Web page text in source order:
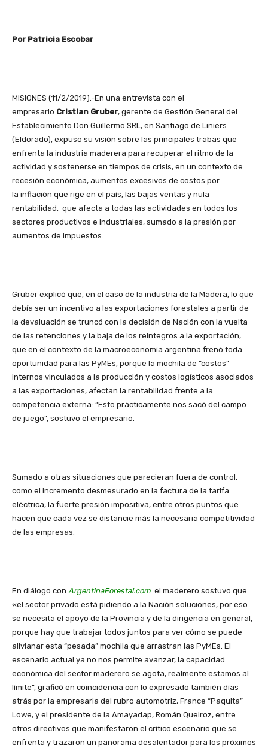
Por Patricia Escobar
MISIONES (11/2/2019).-En una entrevista con el
empresario Cristian Gruber, gerente de Gestión General del
Establecimiento Don Guillermo SRL, en Santiago de Liniers
(Eldorado), expuso su visión sobre las principales trabas que
enfrenta la industria maderera para recuperar el ritmo de la
actividad y sostenerse en tiempos de crisis, en un contexto de
recesión económica, aumentos excesivos de costos por
la inflación que rige en el país, las bajas ventas y nula
rentabilidad, que afecta a todas las actividades en todos los
sectores productivos e industriales, sumado a la presión por
aumentos de impuestos.
Gruber explicó que, en el caso de la industria de la Madera, lo que
debía ser un incentivo a las exportaciones forestales a partir de
la devaluación se truncó con la decisión de Nación con la vuelta
de las retenciones y la baja de los reintegros a la exportación,
que en el contexto de la macroeconomía argentina frenó toda
oportunidad para las PyMEs, porque la mochila de “costos”
internos vinculados a la producción y costos logísticos asociados
a las exportaciones, afectan la rentabilidad frente a la
competencia externa: “Esto prácticamente nos sacó del campo
de juego”, sostuvo el empresario.
Sumado a otras situaciones que parecieran fuera de control,
como el incremento desmesurado en la factura de la tarifa
eléctrica, la fuerte presión impositiva, entre otros puntos que
hacen que cada vez se distancie más la necesaria competitividad
de las empresas.
En diálogo con ArgentinaForestal.com el maderero sostuvo que
«el sector privado está pidiendo a la Nación soluciones, por eso
se necesita el apoyo de la Provincia y de la dirigencia en general,
porque hay que trabajar todos juntos para ver cómo se puede
alivianar esta “pesada” mochila que arrastran las PyMEs. El
escenario actual ya no nos permite avanzar, la capacidad
económica del sector maderero se agota, realmente estamos al
límite”, graficó en coincidencia con lo expresado también días
atrás por la empresaria del rubro automotriz, France “Paquita”
Lowe, y el presidente de la Amayadap, Román Queiroz, entre
otros directivos que manifestaron el crítico escenario que se
enfrenta y trazaron un panorama desalentador para los próximos